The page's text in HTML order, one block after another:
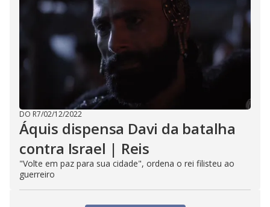
DO R7/02/12/2022
Áquis dispensa Davi da batalha
contra Israel | Reis
"Volte em paz para sua cidade", ordena o rei filisteu ao
guerreiro